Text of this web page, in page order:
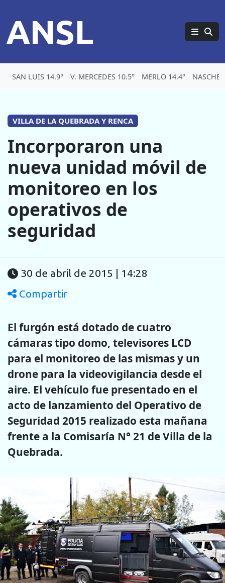
ANSL
SAN LUIS 14.9° V. MERCEDES 10.5° MERLO 14.4°
VILLA DE LA QUEBRADA Y RENCA
Incorporaron una
nueva unidad móvil de
monitoreo en los
operativos de
seguridad
30 de abril de 2015 | 14:28
Compartir
El furgón está dotado de cuatro
cámaras tipo domo, televisores LCD
para el monitoreo de las mismas y un
drone para la videovigilancia desde el
aire. El vehículo fue presentado en el
acto de lanzamiento del Operativo de
Seguridad 2015 realizado esta mañana
frente a la Comisaría N° 21 de Villa de la
Quebrada.